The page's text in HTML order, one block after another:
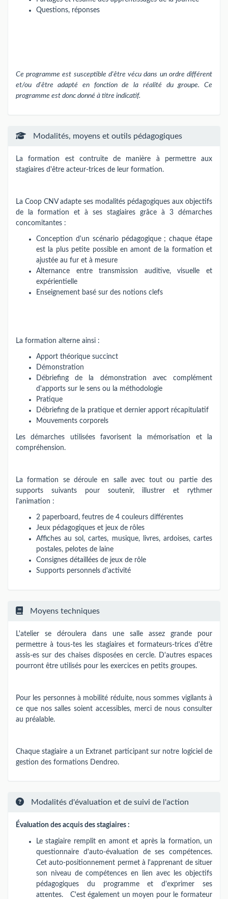
Questions, réponses
Ce programme est susceptible d'être vécu dans un ordre différent
et/ou d'être adapté en fonction de la réalité du groupe. Ce
programme est donc donné à titre indicatif.
Modalités, moyens et outils pédagogiques
La formation est contruite de manière à permettre aux
stagiaires d'être acteur-trices de leur formation.
La Coop CNV adapte ses modalités pédagogiques aux objectifs
de la formation et à ses stagiaires grâce à 3 démarches
concomitantes :
Conception d'un scénario pédagogique ; chaque étape
est la plus petite possible en amont de la formation et
ajustée au fur et à mesure
Alternance entre transmission auditive, visuelle et
expérientielle
Enseignement basé sur des notions clefs
La formation alterne ainsi :
Apport théorique succinct
Démonstration
Débriefing de la démonstration avec complément
d'apports sur le sens ou la méthodologie
Pratique
Débriefing de la pratique et dernier apport récapitulatif
Mouvements corporels
Les démarches utilisées favorisent la mémorisation et la
compréhension.
La formation se déroule en salle avec tout ou partie des
supports suivants pour soutenir, illustrer et rythmer
l'animation :
2 paperboard, feutres de 4 couleurs différentes
Jeux pédagogiques et jeux de rôles
Affiches au sol, cartes, musique, livres, ardoises, cartes
postales, pelotes de laine
Consignes détaillées de jeux de rôle
Supports personnels d'activité
Moyens techniques
L'atelier se déroulera dans une salle assez grande pour
permettre à tous-tes les stagiaires et formateurs-trices d'être
assis-es sur des chaises disposées en cercle. D'autres espaces
pourront être utilisés pour les exercices en petits groupes.
Pour les personnes à mobilité réduite, nous sommes vigilants à
ce que nos salles soient accessibles, merci de nous consulter
au préalable.
Chaque stagiaire a un Extranet participant sur notre logiciel de
gestion des formations Dendreo.
Modalités d'évaluation et de suivi de l'action
Évaluation des acquis des stagiaires :
Le stagiaire remplit en amont et après la formation, un
questionnaire d'auto-évaluation de ses compétences.
Cet auto-positionnement permet à l'apprenant de situer
son niveau de compétences en lien avec les objectifs
pédagogiques du programme et d'exprimer ses
attentes. C'est également un moyen pour le formateur